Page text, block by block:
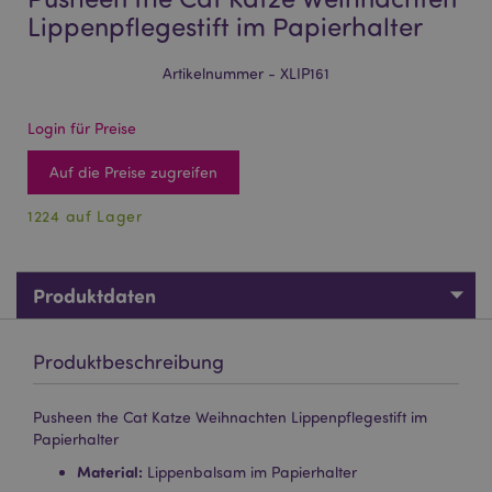
Lippenpflegestift im Papierhalter
Artikelnummer - XLIP161
Login für Preise
Auf die Preise zugreifen
1224 auf Lager
Produktdaten
Produktbeschreibung
Pusheen the Cat Katze Weihnachten Lippenpflegestift im
Papierhalter
Material: Lippenbalsam im Papierhalter